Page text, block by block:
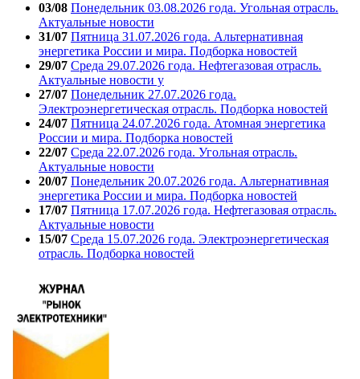
03/08 Понедельник 03.08.2026 года. Угольная отрасль.
Актуальные новости
31/07 Пятница 31.07.2026 года. Альтернативная
энергетика России и мира. Подборка новостей
29/07 Среда 29.07.2026 года. Нефтегазовая отрасль.
Актуальные новости у
27/07 Понедельник 27.07.2026 года.
Электроэнергетическая отрасль. Подборка новостей
24/07 Пятница 24.07.2026 года. Атомная энергетика
России и мира. Подборка новостей
22/07 Среда 22.07.2026 года. Угольная отрасль.
Актуальные новости
20/07 Понедельник 20.07.2026 года. Альтернативная
энергетика России и мира. Подборка новостей
17/07 Пятница 17.07.2026 года. Нефтегазовая отрасль.
Актуальные новости
15/07 Среда 15.07.2026 года. Электроэнергетическая
отрасль. Подборка новостей